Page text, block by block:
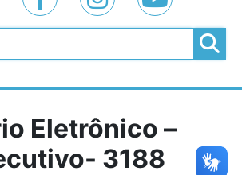
fonte
Eletrônico –
3188